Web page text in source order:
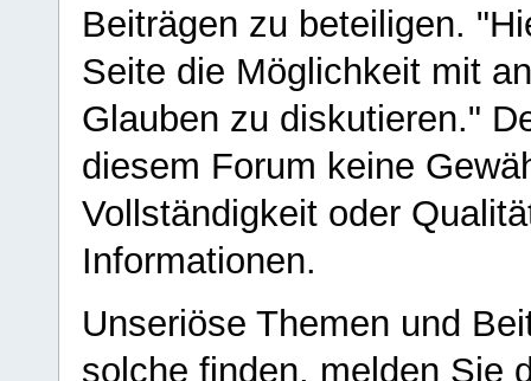
Beiträgen zu beteiligen.
Seite die Möglichkeit mit
Glauben zu diskutieren."
diesem Forum keine
Vollständigkeit oder
Informationen.
Unseriöse Themen und
solche finden, melden Sie